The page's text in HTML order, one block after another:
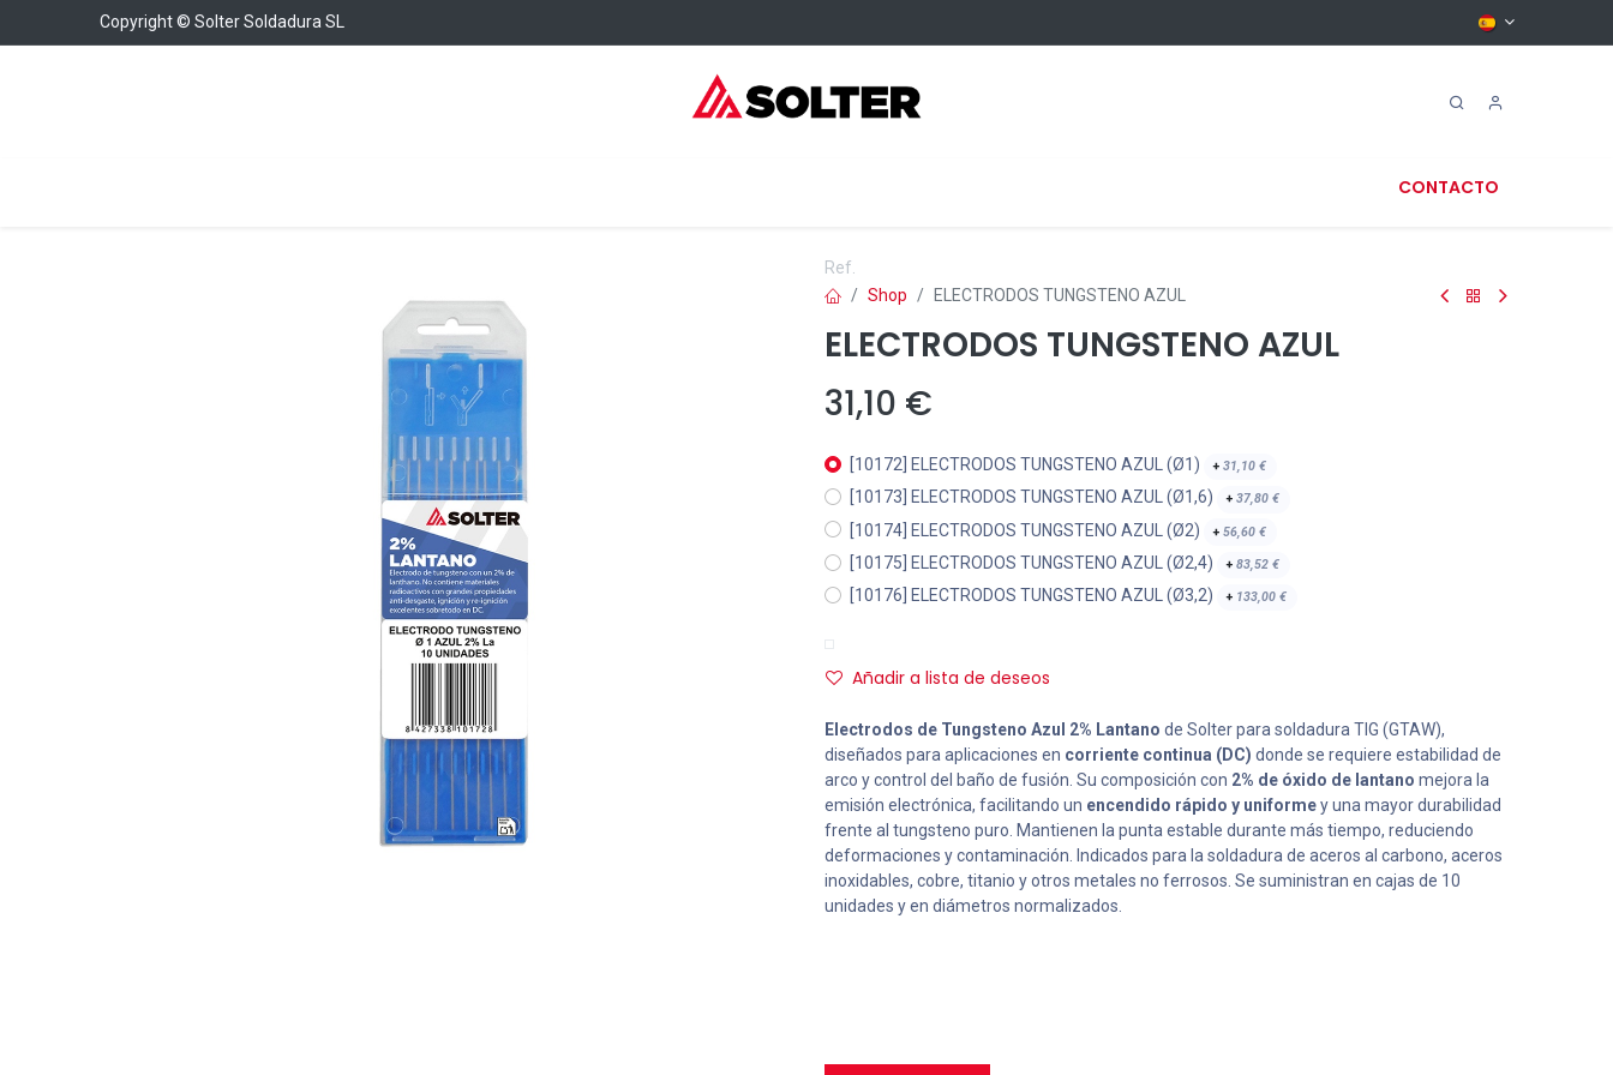
Copyright © Solter Soldadura SL
CONTACTO
Ref.
Shop
ELECTRODOS TUNGSTENO AZUL
ELECTRODOS TUNGSTENO AZUL
31,10 €
[10172] ELECTRODOS TUNGSTENO AZUL (Ø1) + 31,10 €
[10173] ELECTRODOS TUNGSTENO AZUL (Ø1,6) + 37,80 €
[10174] ELECTRODOS TUNGSTENO AZUL (Ø2) + 56,60 €
[10175] ELECTRODOS TUNGSTENO AZUL (Ø2,4) + 83,52 €
[10176] ELECTRODOS TUNGSTENO AZUL (Ø3,2) + 133,00 €
Añadir a lista de deseos
Electrodos de Tungsteno Azul 2% Lantano de Solter para soldadura TIG (GTAW),
diseñados para aplicaciones en corriente continua (DC) donde se requiere estabilidad de
arco y control del baño de fusión. Su composición con 2% de óxido de lantano mejora la
emisión electrónica, facilitando un encendido rápido y uniformey una mayor durabilidad
frente al tungsteno puro. Mantienen la punta estable durante más tiempo, reduciendo
deformaciones y contaminación. Indicados para la soldadura de aceros al carbono, aceros
inoxidables, cobre, titanio y otros metales no ferrosos. Se suministran en cajas de 10
unidades y en diámetros normalizados.